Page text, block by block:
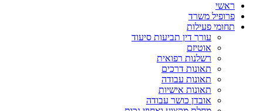
ראשי
פרופיל משרד
תחומי פעילות
עורך דין תביעות סיעוד
אוטיזם
רשלנות רפואית
תאונות דרכים
תאונות עבודה
תאונות אישיות
אובדן כושר עבודה